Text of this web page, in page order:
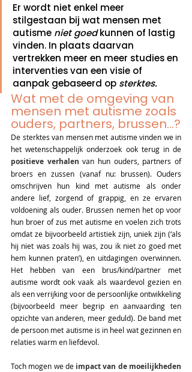
Er wordt niet enkel meer
stilgestaan bij wat mensen met
autisme niet goed kunnen of lastig
vinden. In plaats daarvan
vertrekken meer en meer studies en
interventies van een visie of
aanpak gebaseerd op sterktes.
Wat met de omgeving van
mensen met autisme zoals
ouders, partners, brussen...?
De sterktes van mensen met autisme vinden we in
positieve verhalen van hun ouders, partners of
broers en zussen (vanaf nu: brussen). Ouders
omschrijven hun kind met autisme als onder
andere lief, zorgend of grappig, en ze ervaren
voldoening als ouder. Brussen nemen het op voor
hun broer of zus met autisme en voelen zich trots
omdat ze bijvoorbeeld artistiek zijn, uniek zijn (‘als
hij niet was zoals hij was, zou ik niet zo goed met
hem kunnen praten’), en uitdagingen overwinnen.
Het hebben van een brus/kind/partner met
autisme wordt ook vaak als waardevol gezien en
als een verrijking voor de persoonlijke ontwikkeling
(bijvoorbeeld meer begrip en aanvaarding ten
opzichte van anderen, meer geduld). De band met
de persoon met autisme is in heel wat gezinnen en
relaties warm en liefdevol.
Toch mogen we de impact van de moeilijkheden